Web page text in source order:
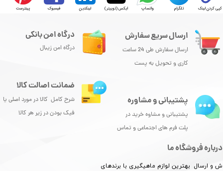
کپی کردن لینک تلگرام واتساپ ایکس (توییتر) لینکدین فیسبوک پینترست
ارسال سریع سفارش
ارسال سفارش طی 24 ساعت
کاری و تحویل به پست
درباره فروشگاه ما
و ارسال بهترین لوازم ماهیگیری با برندهای
درگاه امن بانکی
درگاه امن زیبال
پشتیبانی و مشاوره
پشتیبانی و مشاوه خرید در
پلت فرم های اجتماعی و تماس
ضمانت اصالت کالا
شرح کامل کالا در مورد اصلی یا
فیک بودن در زیر هر کالا